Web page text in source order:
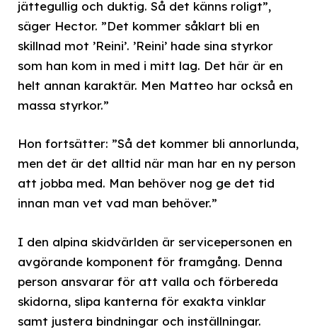
jättegullig och duktig. Så det känns roligt”,
säger Hector. ”Det kommer såklart bli en
skillnad mot ’Reini’. ’Reini’ hade sina styrkor
som han kom in med i mitt lag. Det här är en
helt annan karaktär. Men Matteo har också en
massa styrkor.”
Hon fortsätter: ”Så det kommer bli annorlunda,
men det är det alltid när man har en ny person
att jobba med. Man behöver nog ge det tid
innan man vet vad man behöver.”
I den alpina skidvärlden är servicepersonen en
avgörande komponent för framgång. Denna
person ansvarar för att valla och förbereda
skidorna, slipa kanterna för exakta vinklar
samt justera bindningar och inställningar.